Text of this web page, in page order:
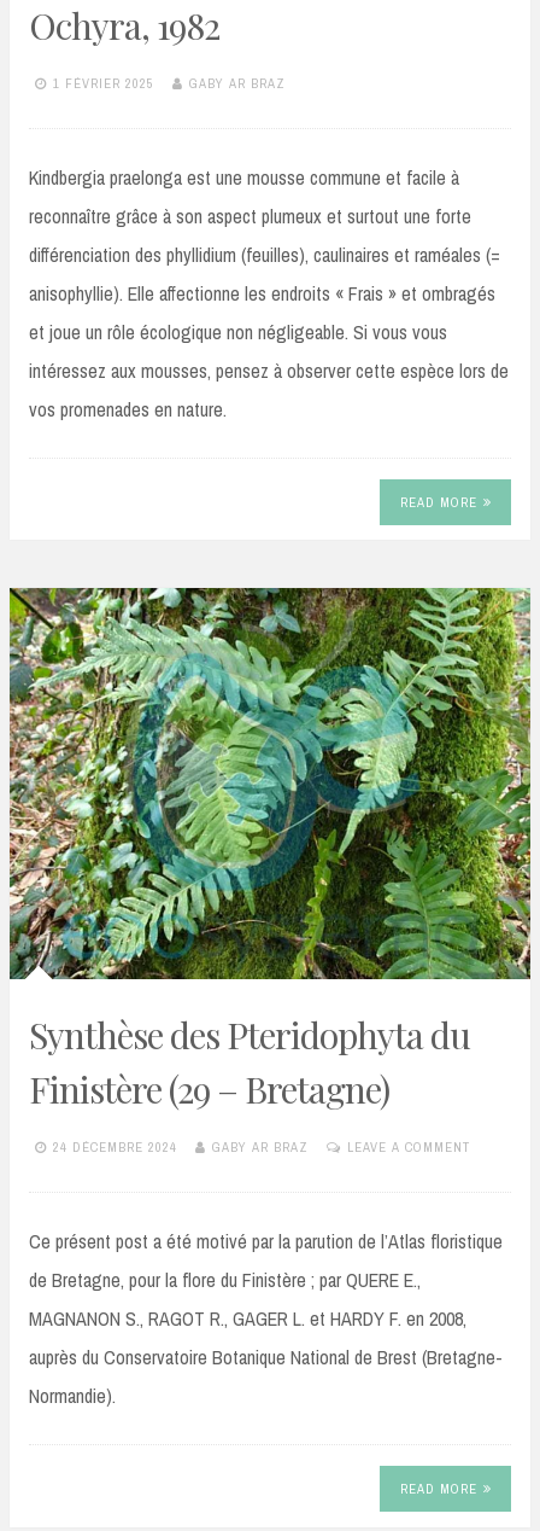
Ochyra, 1982
1 FÉVRIER 2025 GABY AR BRAZ
Kindbergia praelonga est une mousse commune et facile à
reconnaître grâce à son aspect plumeux et surtout une forte
différenciation des phyllidium (feuilles), caulinaires et raméales (=
anisophyllie). Elle affectionne les endroits « Frais » et ombragés
et joue un rôle écologique non négligeable. Si vous vous
intéressez aux mousses, pensez à observer cette espèce lors de
vos promenades en nature.
READ MORE
Synthèse des Pteridophyta du
Finistère (29 – Bretagne)
24 DÉCEMBRE 2024 GABY AR BRAZ LEAVE A COMMENT
Ce présent post a été motivé par la parution de l’Atlas floristique
de Bretagne, pour la flore du Finistère ; par QUERE E.,
MAGNANON S., RAGOT R., GAGER L. et HARDY F. en 2008,
auprès du Conservatoire Botanique National de Brest (Bretagne-
Normandie).
READ MORE